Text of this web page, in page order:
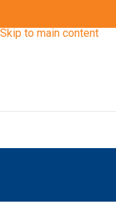
Skip to main content